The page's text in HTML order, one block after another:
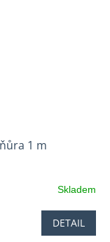
1 m
Skladem
DETAIL